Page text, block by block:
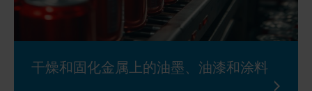
干燥和固化金属上的油墨、油漆和涂料